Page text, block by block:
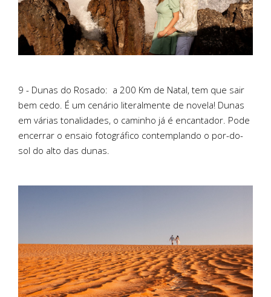
9 - Dunas do Rosado: a 200 Km de Natal, tem que sair
bem cedo. É um cenário literalmente de novela! Dunas
em várias tonalidades, o caminho já é encantador. Pode
encerrar o ensaio fotográfico contemplando o por-do-
sol do alto das dunas.